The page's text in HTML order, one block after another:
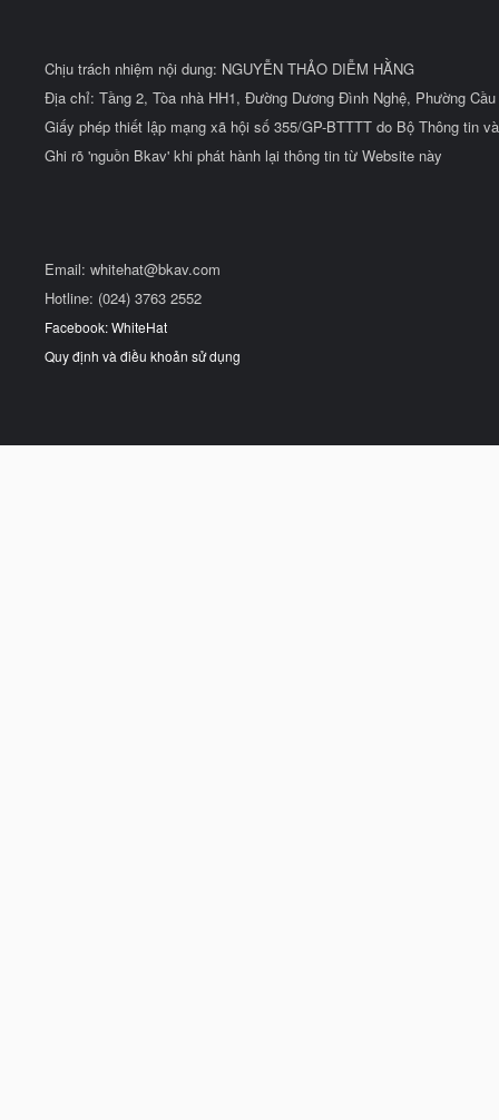
Chịu trách nhiệm nội dung: NGUYỄN THẢO DIỄM HẰNG
Địa chỉ: Tầng 2, Tòa nhà HH1, Đường Dương Đình Nghệ, Phường
Giấy phép thiết lập mạng xã hội số 355/GP-BTTTT do Bộ Thông tin
Ghi rõ 'nguồn Bkav' khi phát hành lại thông tin từ Website này
Email: whitehat@bkav.com
Hotline: (024) 3763 2552
Facebook: WhiteHat
Quy định và điều khoản sử dụng